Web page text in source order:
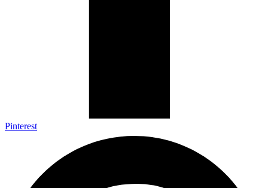
Pinterest